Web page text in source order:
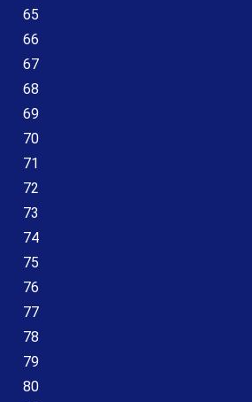
65
66
67
68
69
70
71
72
73
74
75
76
77
78
79
80